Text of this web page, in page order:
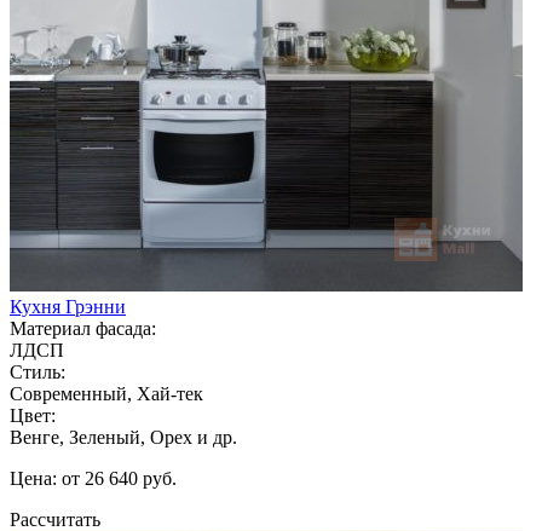
Кухня Грэнни
Материал фасада:
ЛДСП
Стиль:
Современный, Хай-тек
Цвет:
Венге, Зеленый, Орех и др.
Цена: от 26 640 руб.
Рассчитать